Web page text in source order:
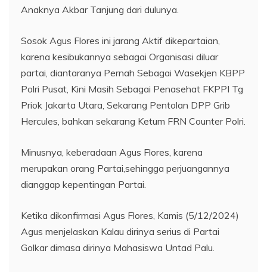
Anaknya Akbar Tanjung dari dulunya.
Sosok Agus Flores ini jarang Aktif dikepartaian,
karena kesibukannya sebagai Organisasi diluar
partai, diantaranya Pernah Sebagai Wasekjen KBPP
Polri Pusat, Kini Masih Sebagai Penasehat FKPPI Tg
Priok Jakarta Utara, Sekarang Pentolan DPP Grib
Hercules, bahkan sekarang Ketum FRN Counter Polri.
Minusnya, keberadaan Agus Flores, karena
merupakan orang Partai,sehingga perjuangannya
dianggap kepentingan Partai.
Ketika dikonfirmasi Agus Flores, Kamis (5/12/2024)
Agus menjelaskan Kalau dirinya serius di Partai
Golkar dimasa dirinya Mahasiswa Untad Palu.